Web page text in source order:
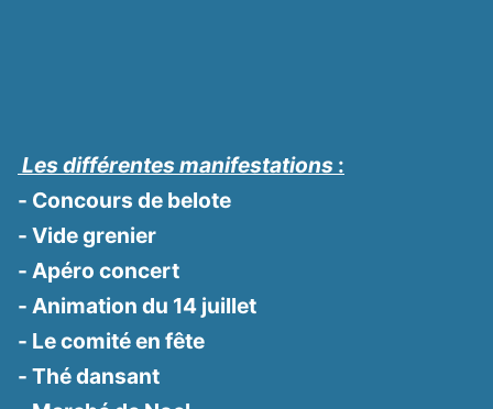
Les différentes manifestations :
- Concours de belote
- Vide grenier
- Apéro concert
- Animation du 14 juillet
- Le comité en fête
- Thé dansant